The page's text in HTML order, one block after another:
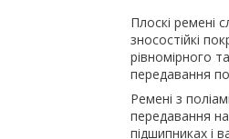
Плоскі ремені
зносостійкі
рівномірного
передавання
Ремені з
передавання
підшипниках і